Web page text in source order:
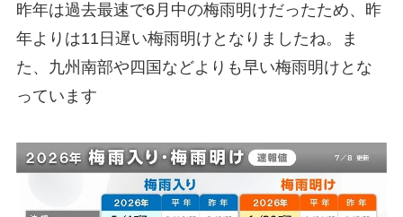
昨年は過去最速で6月中の梅雨明けだったため、昨
年よりは11日遅い梅雨明けとなりましたね。ま
た、九州南部や四国などよりも早い梅雨明けとな
っています